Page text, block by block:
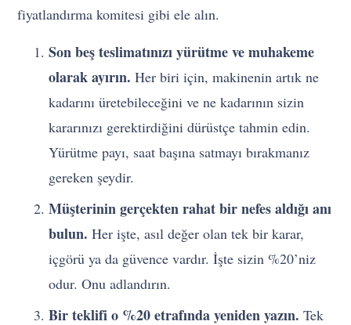
fiyatlandırma komitesi gibi ele alın.
Son beş teslimatınızı yürütme ve muhakeme
olarak ayırın. Her biri için, makinenin artık ne
kadarını üretebileceğini ve ne kadarının sizin
kararınızı gerektirdiğini dürüstçe tahmin edin.
Yürütme payı, saat başına satmayı bırakmanız
gereken şeydir.
Müşterinin gerçekten rahat bir nefes aldığı anı
bulun. Her işte, asıl değer olan tek bir karar,
içgörü ya da güvence vardır. İşte sizin %20’niz
odur. Onu adlandırın.
Bir teklifi o %20 etrafında yeniden yazın. Tek